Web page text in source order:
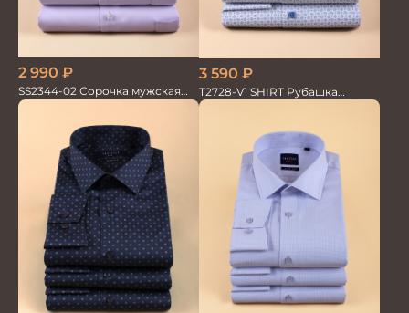
2 990 ₽
SS2344-02 Сорочка мужская
кор.рукав бамбук
3 590 ₽
T2728-V1 SHIRT Рубашка
мужская